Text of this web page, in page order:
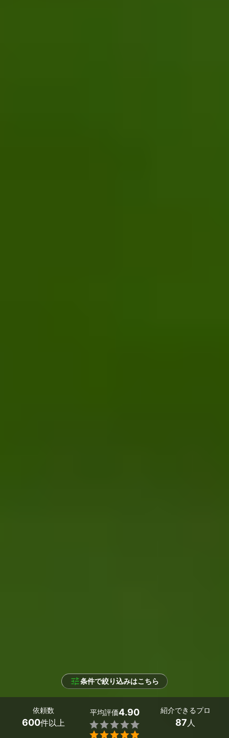
条件で絞り込みはこちら
依頼数
600件以上
平均評価4.90


紹介できるプロ
87人